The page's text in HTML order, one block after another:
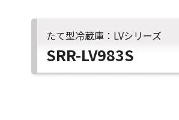
たて型冷蔵庫：LVシリーズ
SRR-LV983S